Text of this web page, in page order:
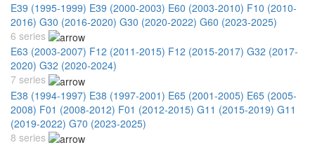
E39 (1995-1999) E39 (2000-2003) E60 (2003-2010) F10 (2010-
2016) G30 (2016-2020) G30 (2020-2022) G60 (2023-2025)
6 series
E63 (2003-2007) F12 (2011-2015) F12 (2015-2017) G32 (2017-
2020) G32 (2020-2024)
7 series
E38 (1994-1997) E38 (1997-2001) E65 (2001-2005) E65 (2005-
2008) F01 (2008-2012) F01 (2012-2015) G11 (2015-2019) G11
(2019-2022) G70 (2023-2025)
8 series